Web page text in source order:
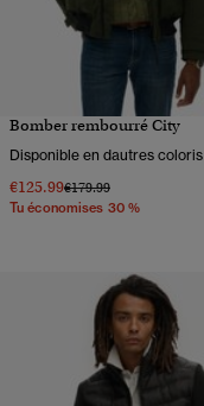
Bomber rembourré City
Disponible en dautres coloris
€125.99Prix réduit de
€179.99à
Tu économises 30 %